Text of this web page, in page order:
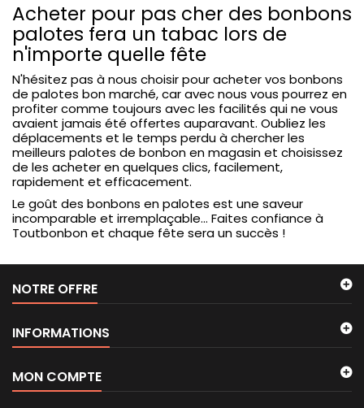
Acheter pour pas cher des bonbons
palotes fera un tabac lors de
n'importe quelle fête
N'hésitez pas à nous choisir pour acheter vos bonbons
de palotes bon marché, car avec nous vous pourrez en
profiter comme toujours avec les facilités qui ne vous
avaient jamais été offertes auparavant. Oubliez les
déplacements et le temps perdu à chercher les
meilleurs palotes de bonbon en magasin et choisissez
de les acheter en quelques clics, facilement,
rapidement et efficacement.
Le goût des bonbons en palotes est une saveur
incomparable et irremplaçable... Faites confiance à
Toutbonbon et chaque fête sera un succès !
NOTRE OFFRE
INFORMATIONS
MON COMPTE